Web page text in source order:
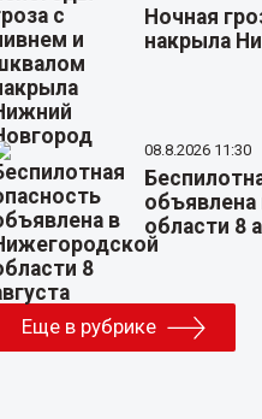
Ночная
накрыла
08.8.2026 11:30
области 8
Еще в рубрике